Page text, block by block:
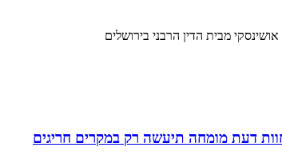
דעת מומחה תיעשה רק במקרים חריגים